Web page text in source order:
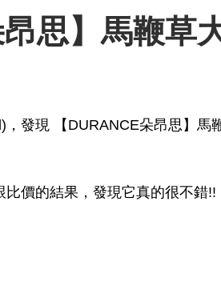
思】馬鞭草
發現 【DURANCE朵昂思】馬
價的結果，發現它真的很不錯!!